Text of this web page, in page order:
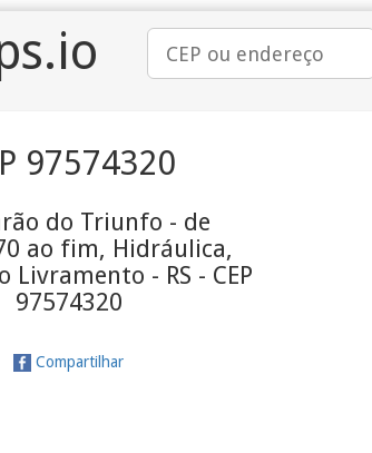
97574320
do Triunfo - de
ao fim, Hidráulica,
Livramento - RS - CEP
97574320
Compartilhar